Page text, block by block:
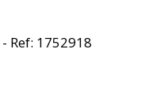
- Ref: 1752918